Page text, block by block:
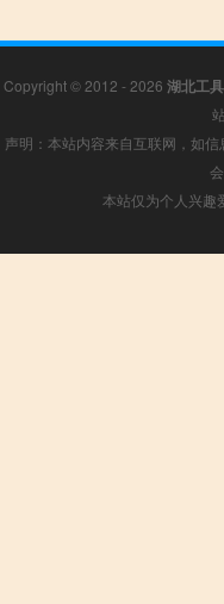
Copyright © 2012 - 2026 湖北工
声明：本站内容来自互联网，如
本站仅为个人兴趣